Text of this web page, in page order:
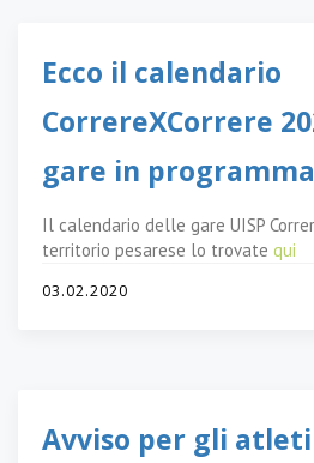
Ecco il calendario
CorrereXCorrere
gare in programma
Il calendario delle gare UISP
territorio pesarese lo trovate qui
03.02.2020
Avviso per gli